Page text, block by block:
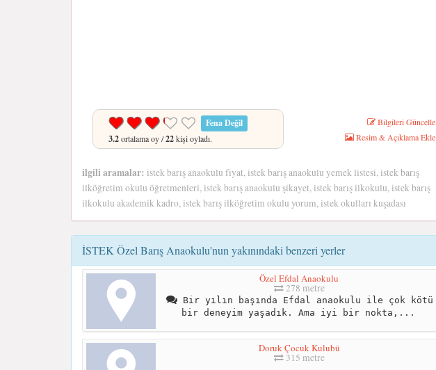
Fena Değil
3.2ortalama oy /22kişi oyladı.
Bilgileri Güncelle
Resim & Açıklama Ekle
ilgili aramalar: istek barış anaokulu fiyat, istek barış anaokulu yemek listesi, istek barış
ilköğretim okulu öğretmenleri, istek barış anaokulu şikayet, istek barış ilkokulu, istek barış
ilkokulu akademik kadro, istek barış ilköğretim okulu yorum, istek okulları kuşadası
İSTEK Özel Barış Anaokulu'nun yakınındaki benzeri yerler
Özel Efdal Anaokulu
278 metre
Bir yılın başında Efdal anaokulu ile çok kötü
bir deneyim yaşadık. Ama iyi bir nokta,...
Doruk Çocuk Kulubü
315 metre